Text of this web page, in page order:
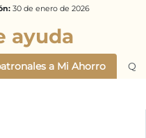
30 de enero de 2026
ayuda
a Mi Ahorro